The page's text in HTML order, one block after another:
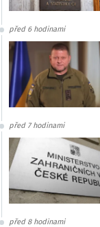
před 6 hodinami
před 7 hodinami
před 8 hodinami